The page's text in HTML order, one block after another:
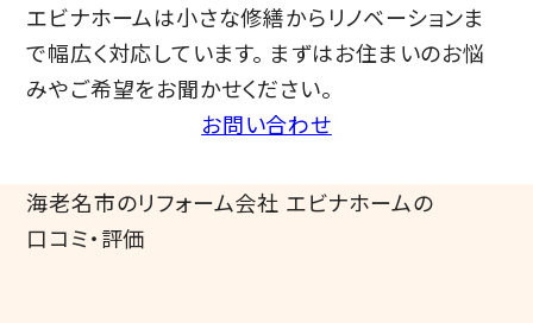
エビナホームは小さな修繕からリノベーションま
で幅広く対応しています。 まずはお住まいのお悩
みやご希望をお聞かせください。
お問い合わせ
海老名市のリフォーム会社 エビナホームの
口コミ・評価